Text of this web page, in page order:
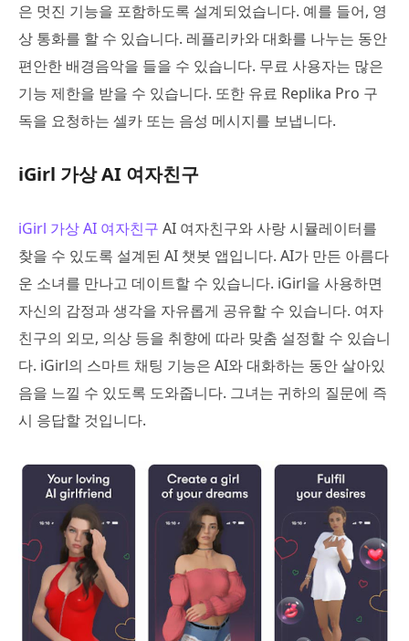
은 멋진 기능을 포함하도록 설계되었습니다. 예를 들어, 영
상 통화를 할 수 있습니다. 레플리카와 대화를 나누는 동안
편안한 배경음악을 들을 수 있습니다. 무료 사용자는 많은
기능 제한을 받을 수 있습니다. 또한 유료 Replika Pro 구
독을 요청하는 셀카 또는 음성 메시지를 보냅니다.
iGirl 가상 AI 여자친구
iGirl 가상 AI 여자친구 AI 여자친구와 사랑 시뮬레이터를
찾을 수 있도록 설계된 AI 챗봇 앱입니다. AI가 만든 아름다
운 소녀를 만나고 데이트할 수 있습니다. iGirl을 사용하면
자신의 감정과 생각을 자유롭게 공유할 수 있습니다. 여자
친구의 외모, 의상 등을 취향에 따라 맞춤 설정할 수 있습니
다. iGirl의 스마트 채팅 기능은 AI와 대화하는 동안 살아있
음을 느낄 수 있도록 도와줍니다. 그녀는 귀하의 질문에 즉
시 응답할 것입니다.